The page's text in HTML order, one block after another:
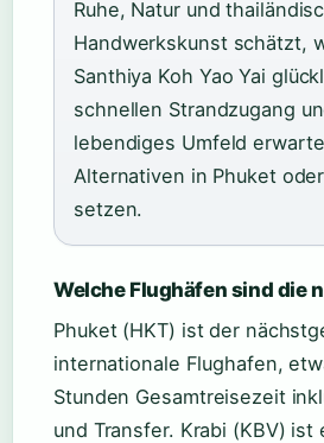
Ruhe, Natur und
Handwerkskunst schätzt,
Santhiya Koh Yao Yai
schnellen Strandzugang
lebendiges Umfeld
Alternativen in Phuket
setzen.
Welche Flughäfen sind die
Phuket (HKT) ist der
internationale Flughafen,
Stunden Gesamtreisezeit
und Transfer. Krabi (KBV) ist